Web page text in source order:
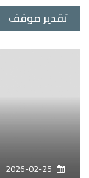
تقدير موقف
2026-02-25